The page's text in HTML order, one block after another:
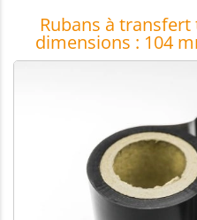
Rubans à
dimensions : 104